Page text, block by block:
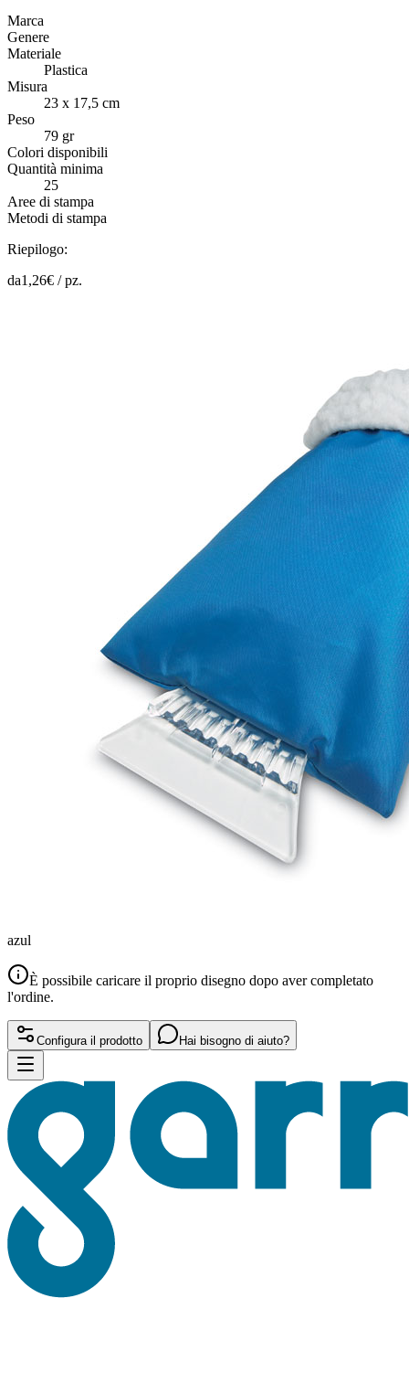
Marca
Genere
Materiale
Plastica
Misura
23 x 17,5 cm
Peso
79 gr
Colori disponibili
Quantità minima
25
Aree di stampa
Metodi di stampa
Riepilogo:
da1,26€ /pz.
azul
È possibile caricare il proprio disegno dopo aver completato
l'ordine.
Configura il prodotto Hai bisogno di aiuto?